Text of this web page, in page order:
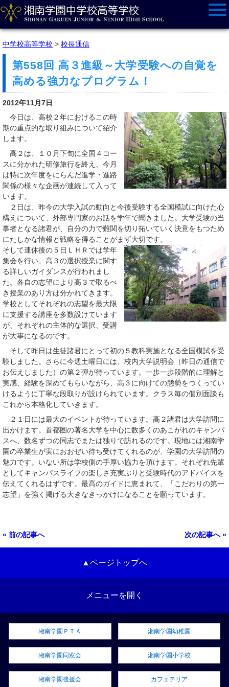
中学校高等学校 > 校長通信
第558回 高３進級～大学受験への自覚を
高める強力なプログラム！
2012年11月7日
今日は、高校２年におけるこの時
期の重点的な取り組みについて紹介
します。
高２は、１０月下旬に全国４コー
スに分かれた研修旅行を終え、今月
は特に次年度をにらんだ進学・進路
関係の様々な企画が連続して入って
います。
２日は、昨今の大学入試の動向と今後受験する全国模試に向けた心
構えについて、外部専門家のお話を学年で聞きました。大学受験の当
事者となる諸君が、自分の力で難関を切り拓いていく決意をもつため
にたしかな情報と戦略を得ることがまず大切です。
そして連休後の５日ＬＨＲでは学年
集会を行い、高３の選択授業に関す
る詳しいガイダンスが行われまし
た。各自の志望により高３で取るべ
き授業のあり方は分かれてきます。
学校としてそれぞれの志望を最大限
に支援する講座を多数設けています
が、それぞれの主体的な選択、受講
が大事になるのです。
そして昨日は生徒諸君にとって初の５教科実施となる全国模試を受
験しました。さらに今週土曜日には、校内大学説明会（昨日の通信で
お伝えしました）の第２弾が待っています。一歩一歩段階的に理解と
実感、経験を深めてもらいながら、高３に向けての態勢をつくってい
けるように丁寧な段取りが設けられています。クラス毎の個別面談も
これから本格化していきます。
２１日には最大のイベントが待っています。高２諸君は大学訪問に
出かけます。首都圏の著名大学を中心に数多くのあこがれのキャンパ
スへ、数名ずつの同志でまたは独りで訪れるのです。現地には湘南学
園の卒業生が実におおぜい待ち受けてくれるのが、学園の大学訪問の
魅力です。いない所は学校側の手厚い協力を頂けます。それぞれ先輩
としてキャンパスライフの楽しさ充実ぶりと受験時代のアドバイスを
伝えてくれるはずです。最高のガイドに恵まれて、「こだわりの第一
志望」を強く掲げる大きなきっかけになることを願っています。
« 前の記事へ 次の記事へ »
▲ページトップへ
メニューを開く
湘南学園ＰＴＡ
湘南学園同窓会
湘南学園後援会
湘南学園幼稚園
湘南学園小学校
カフェテリア